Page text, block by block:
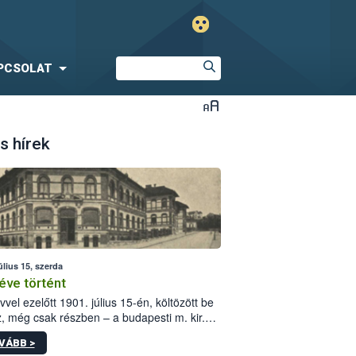
hírek
15, szerda
történt
ezelőtt 1901. július 15-én, költözött be
még csak részben – a budapesti m. kir.
állomás a Kis Rókus utca
alatti, Czigler Győző által tervezett új
>